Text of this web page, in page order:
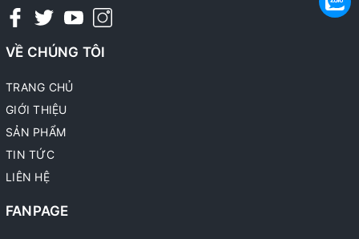
VỀ CHÚNG TÔI
TRANG CHỦ
GIỚI THIỆU
SẢN PHẨM
TIN TỨC
LIÊN HỆ
FANPAGE